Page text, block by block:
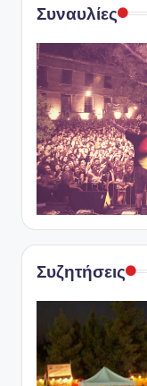
Συναυλίες
Συζητήσεις